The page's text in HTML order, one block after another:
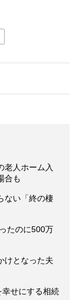
老人ホーム入
合も
ない「終の棲
たのに500万
けとなった夫
幸せにする相続